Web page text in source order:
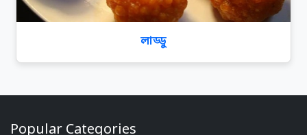
লাড্ডু
Popular Categories